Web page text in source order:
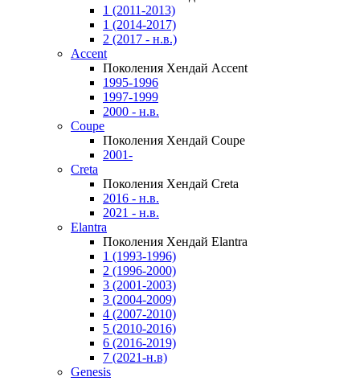
1 (2011-2013)
1 (2014-2017)
2 (2017 - н.в.)
Accent
Поколения Хендай Accent
1995-1996
1997-1999
2000 - н.в.
Coupe
Поколения Хендай Coupe
2001-
Creta
Поколения Хендай Creta
2016 - н.в.
2021 - н.в.
Elantra
Поколения Хендай Elantra
1 (1993-1996)
2 (1996-2000)
3 (2001-2003)
3 (2004-2009)
4 (2007-2010)
5 (2010-2016)
6 (2016-2019)
7 (2021-н.в)
Genesis